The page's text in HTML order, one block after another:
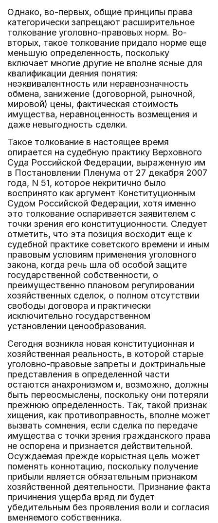
Однако, во-первых, общие принципы права
категорически запрещают расширительное
толкование уголовно-правовых норм. Во-
вторых, такое толкование придало норме еще
меньшую определенность, поскольку
включает многие другие не вполне ясные для
квалификации деяния понятия:
неэквивалентность или неравнозначность
обмена, занижение (договорной, рыночной,
мировой) цены, фактическая стоимость
имущества, неравноценность возмещения и
даже невыгодность сделки.
Такое толкование в настоящее время
опирается на судебную практику Верховного
Суда Российской Федерации, выраженную им
в Постановлении Пленума от 27 декабря 2007
года, N 51, которое некритично было
воспринято как аргумент Конституционным
Судом Российской Федерации, хотя именно
это толкование оспаривается заявителем с
точки зрения его конституционности. Следует
отметить, что эта позиция восходит еще к
судебной практике советского времени и иным
правовым условиям применения уголовного
закона, когда речь шла об особой защите
государственной собственности, о
преимущественно плановом регулировании
хозяйственных сделок, о полном отсутствии
свободы договора и практически
исключительно государственном
установлении ценообразования.
Сегодня возникла новая конституционная и
хозяйственная реальность, в которой старые
уголовно-правовые запреты и доктринальные
представления в определенной части
остаются анахронизмом и, возможно, должны
быть переосмыслены, поскольку они потеряли
прежнюю определенность. Так, такой признак
хищения, как противоправность, вполне может
вызвать сомнения, если сделка по передаче
имущества с точки зрения гражданского права
не оспорена и признается действительной.
Осуждаемая прежде корыстная цель может
поменять коннотацию, поскольку получение
прибыли является обязательным признаком
хозяйственной деятельности. Признание факта
причинения ущерба вряд ли будет
убедительным без проявления воли и согласия
вменяемого собственника.